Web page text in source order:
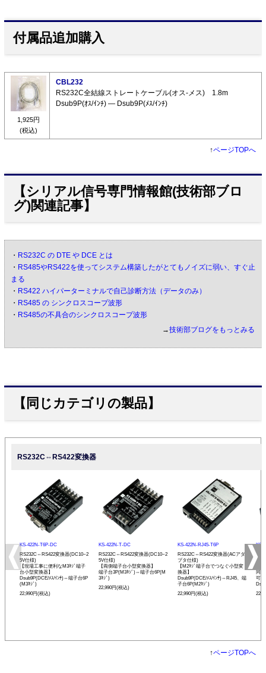
付属品追加購入
1,925円
(税込)
CBL232
RS232C全結線ストレートケーブル(オス-メス) 1.8m
Dsub9P(ｵｽ/ｲﾝﾁ) ― Dsub9P(ﾒｽ/ｲﾝﾁ)
↑ページTOPへ
【シリアル信号専門情報館(技術部ブロ
グ)関連記事】
・ RS232C の DTE や DCE とは
・ RS485やRS422を使ってシステム構築したがとてもノイズに弱い、すぐ止
まる
・ RS422 ハイパーターミナルで自己診断方法（データのみ）
・ RS485 の シンクロスコープ波形
・ RS485の不具合のシンクロスコープ波形
→技術部ブログをもっとみる
【同じカテゴリの製品】
RS232C⇔RS422変換器
KS-422N-T6P-DC
RS232C⇔RS422変換器(DC10~2
5V仕様)
【現場工事に便利なM3ﾈｼﾞ端子
台小型変換器】
Dsub9P(DCE/ﾒｽ/ｲﾝﾁ)⇔端子台6P
(M3ﾈｼﾞ)
22,990円(税込)
KS-422N-T-DC
RS232C⇔RS422変換器(DC10~2
5V仕様)
【両側端子台小型変換器】
端子台3P(M3ﾈｼﾞ)⇔端子台6P(M
3ﾈｼﾞ)
22,990円(税込)
KS-422N-RJ45-T6P
RS232C⇔RS422変換器(ACアダ
プタ仕様)
【M2ﾈｼﾞ端子台でつなぐ小型変
換器】
Dsub9P(DCE/ﾒｽ/ｲﾝﾁ)⇔RJ45、端
子台6P(M2ﾈｼﾞ)
22,990円(税込)
KS-
プ
同
可
↑ページTOPへ